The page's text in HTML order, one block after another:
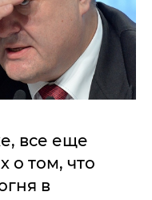
все еще
о том, что
в